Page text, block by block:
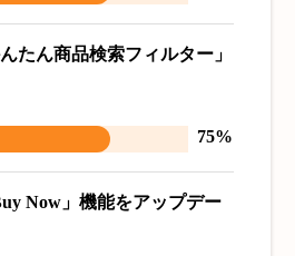
たん商品検索フィルター」
75%
Now」機能をアップデー